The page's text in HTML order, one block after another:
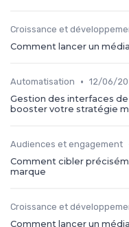
Croissance et
Comment lancer un
Automatisation • 12/06/
Gestion des interfaces
booster votre stratégie
Audiences et engagement
Comment cibler
marque
Croissance et
Comment lancer un